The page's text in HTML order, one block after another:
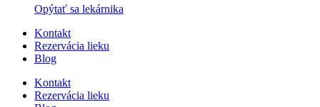
Opýtať sa lekárnika
Kontakt
Rezervácia lieku
Blog
Kontakt
Rezervácia lieku